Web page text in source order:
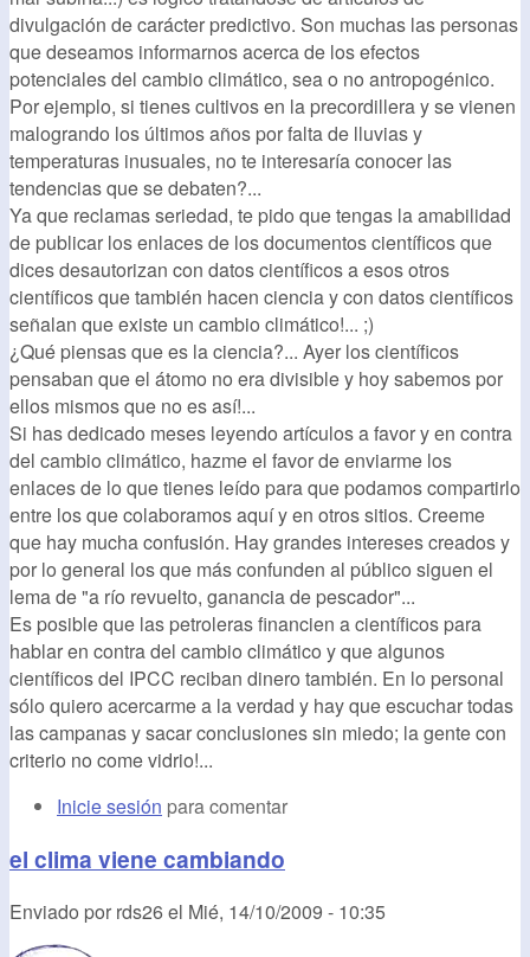
divulgación de carácter predictivo. Son muchas las personas
que deseamos informarnos acerca de los efectos
potenciales del cambio climático, sea o no antropogénico.
Por ejemplo, si tienes cultivos en la precordillera y se vienen
malogrando los últimos años por falta de lluvias y
temperaturas inusuales, no te interesaría conocer las
tendencias que se debaten?...
Ya que reclamas seriedad, te pido que tengas la amabilidad
de publicar los enlaces de los documentos científicos que
dices desautorizan con datos científicos a esos otros
científicos que también hacen ciencia y con datos científicos
señalan que existe un cambio climático!... ;)
¿Qué piensas que es la ciencia?... Ayer los científicos
pensaban que el átomo no era divisible y hoy sabemos por
ellos mismos que no es así!...
Si has dedicado meses leyendo artículos a favor y en contra
del cambio climático, hazme el favor de enviarme los
enlaces de lo que tienes leído para que podamos compartirlo
entre los que colaboramos aquí y en otros sitios. Creeme
que hay mucha confusión. Hay grandes intereses creados y
por lo general los que más confunden al público siguen el
lema de "a río revuelto, ganancia de pescador"...
Es posible que las petroleras financien a científicos para
hablar en contra del cambio climático y que algunos
científicos del IPCC reciban dinero también. En lo personal
sólo quiero acercarme a la verdad y hay que escuchar todas
las campanas y sacar conclusiones sin miedo; la gente con
criterio no come vidrio!...
Inicie sesión para comentar
el clima viene cambiando
Enviado por rds26el Mié, 14/10/2009 - 10:35